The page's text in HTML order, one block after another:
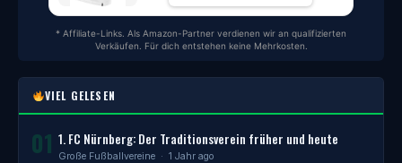
* Affiliate-Links. Als Amazon-Partner verdienen wir an qualifizierten
Verkäufen. Für dich entstehen keine Mehrkosten.
VIEL GELESEN
01 1. FC Nürnberg: Der Traditionsverein früher und heute
Große Fußballvereine · 1 Jahr ago